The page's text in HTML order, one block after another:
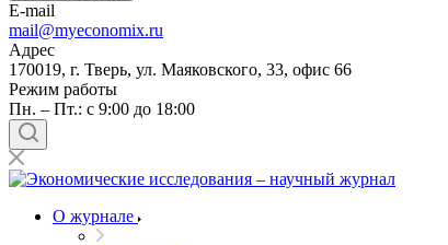
E-mail
mail@myeconomix.ru
Адрес
170019, г. Тверь, ул. Маяковского, 33, офис 66
Режим работы
Пн. – Пт.: с 9:00 до 18:00
О журнале